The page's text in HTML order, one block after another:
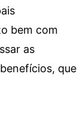
bem com
as
que